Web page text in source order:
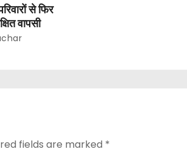
से फिर
वापसी
fields are marked *